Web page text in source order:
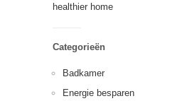
healthier home
Categorieën
Badkamer
Energie besparen